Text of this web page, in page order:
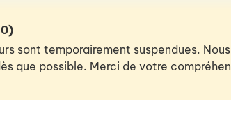
sont temporairement suspendues.
que possible. Merci de votre